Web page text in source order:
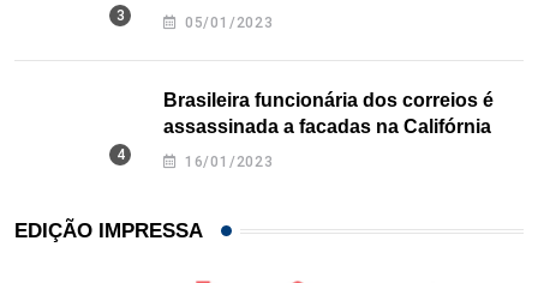
Texas
05/01/2023
Brasileira funcionária dos correios é
assassinada a facadas na Califórnia
16/01/2023
EDIÇÃO IMPRESSA